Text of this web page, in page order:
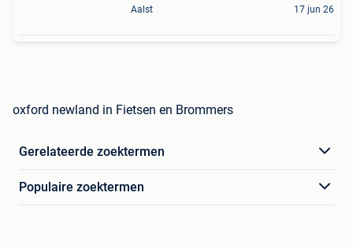
Aalst 17 jun 26
oxford newland in Fietsen en Brommers
Gerelateerde zoektermen
Populaire zoektermen